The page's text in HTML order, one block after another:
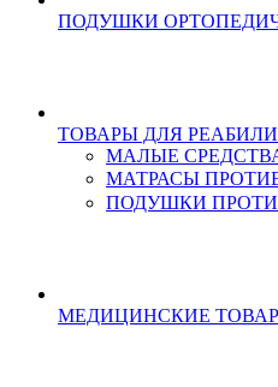
ПОДУШКИ
ТОВАРЫ ДЛЯ
МАЛЫЕ
МАТРАСЫ
ПОДУШКИ
МЕДИЦИНСКИЕ